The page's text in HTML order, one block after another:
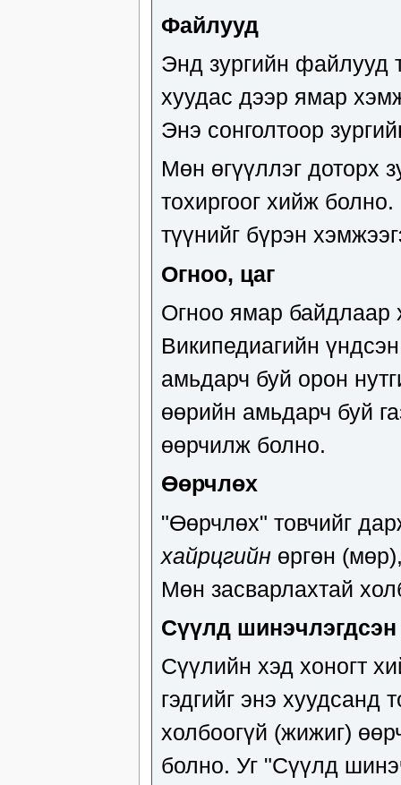
Файлууд
Энд зургийн файлууд
хуудас дээр ямар
Энэ сонголтоор
Мөн өгүүллэг доторх
тохиргоог хийж
түүнийг бүрэн
Огноо, цаг
Огноо ямар байдлаар
Википедиагийн
амьдарч буй орон
өөрийн амьдарч буй
өөрчилж болно.
Өөрчлөх
"Өөрчлөх" товчийг
хайрцгийнөргөн
Мөн засварлахтай
Сүүлд шинэчлэгдсэн
Сүүлийн хэд хоногт
гэдгийг энэ хуудсанд
холбоогүй (жижиг)
болно. Уг "Сүүлд